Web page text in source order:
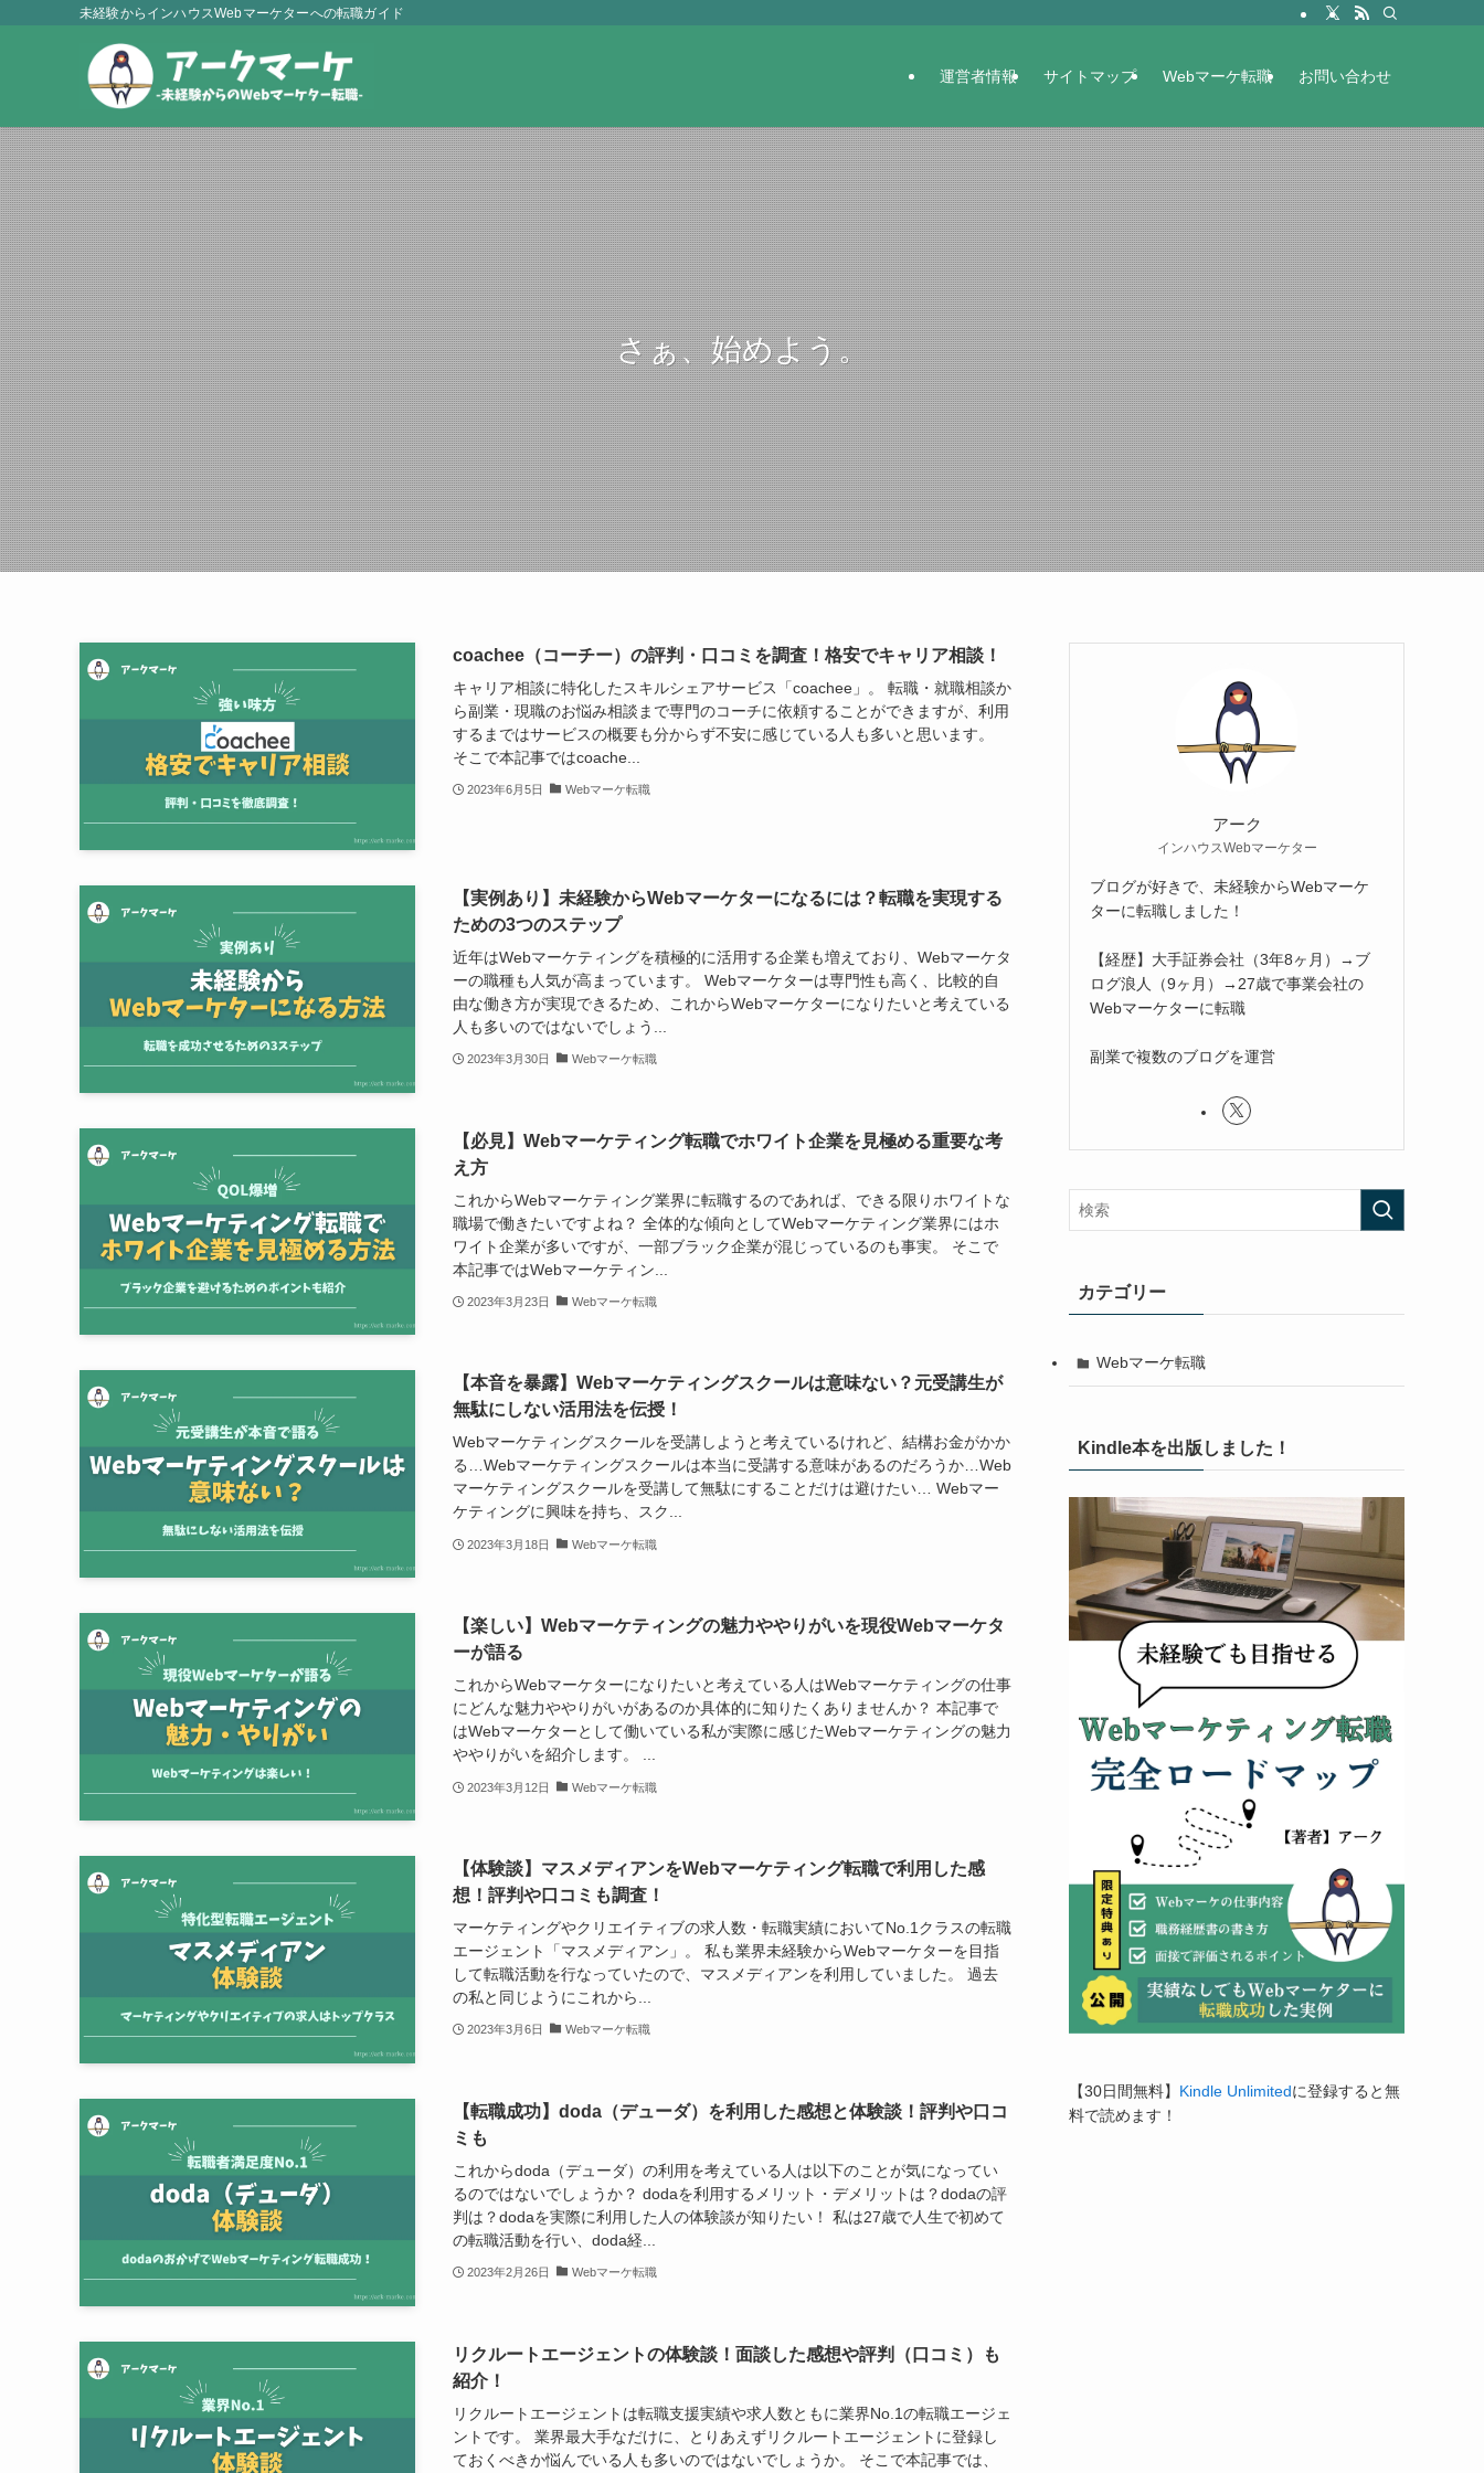
未経験からインハウスWebマーケターへの転職ガイド
運営者情報 サイトマップ Webマーケ転職 お問い合わせ
さぁ、始めよう。
coachee（コーチー）の評判・口コミを調査！格安でキャリア相談！
キャリア相談に特化したスキルシェアサービス「coachee」。 転職・就職相談か
ら副業・現職のお悩み相談まで専門のコーチに依頼することができますが、利用
するまではサービスの概要も分からず不安に感じている人も多いと思います。
そこで本記事ではcoache...
2023年6月5日 Webマーケ転職
【実例あり】未経験からWebマーケターになるには？転職を実現する
ための3つのステップ
近年はWebマーケティングを積極的に活用する企業も増えており、Webマーケタ
ーの職種も人気が高まっています。 Webマーケターは専門性も高く、比較的自
由な働き方が実現できるため、これからWebマーケターになりたいと考えている
人も多いのではないでしょう...
2023年3月30日 Webマーケ転職
【必見】Webマーケティング転職でホワイト企業を見極める重要な考
え方
これからWebマーケティング業界に転職するのであれば、できる限りホワイトな
職場で働きたいですよね？ 全体的な傾向としてWebマーケティング業界にはホ
ワイト企業が多いですが、一部ブラック企業が混じっているのも事実。 そこで
本記事ではWebマーケティン...
2023年3月23日 Webマーケ転職
【本音を暴露】Webマーケティングスクールは意味ない？元受講生が
無駄にしない活用法を伝授！
Webマーケティングスクールを受講しようと考えているけれど、結構お金がかか
る…Webマーケティングスクールは本当に受講する意味があるのだろうか…Web
マーケティングスクールを受講して無駄にすることだけは避けたい… Webマー
ケティングに興味を持ち、スク...
2023年3月18日 Webマーケ転職
【楽しい】Webマーケティングの魅力ややりがいを現役Webマーケタ
ーが語る
これからWebマーケターになりたいと考えている人はWebマーケティングの仕事
にどんな魅力ややりがいがあるのか具体的に知りたくありませんか？ 本記事で
はWebマーケターとして働いている私が実際に感じたWebマーケティングの魅力
ややりがいを紹介します。 ...
2023年3月12日 Webマーケ転職
【体験談】マスメディアンをWebマーケティング転職で利用した感
想！評判や口コミも調査！
マーケティングやクリエイティブの求人数・転職実績においてNo.1クラスの転職
エージェント「マスメディアン」。 私も業界未経験からWebマーケターを目指
して転職活動を行なっていたので、マスメディアンを利用していました。 過去
の私と同じようにこれから...
2023年3月6日 Webマーケ転職
【転職成功】doda（デューダ）を利用した感想と体験談！評判や口コ
ミも
これからdoda（デューダ）の利用を考えている人は以下のことが気になってい
るのではないでしょうか？ dodaを利用するメリット・デメリットは？dodaの評
判は？dodaを実際に利用した人の体験談が知りたい！ 私は27歳で人生で初めて
の転職活動を行い、doda経...
2023年2月26日 Webマーケ転職
リクルートエージェントの体験談！面談した感想や評判（口コミ）も
紹介！
リクルートエージェントは転職支援実績や求人数ともに業界No.1の転職エージェ
ントです。 業界最大手なだけに、とりあえずリクルートエージェントに登録し
ておくべきか悩んでいる人も多いのではないでしょうか。 そこで本記事では、
アーク
インハウスWebマーケター
ブログが好きで、未経験からWebマーケ
ターに転職しました！
【経歴】大手証券会社（3年8ヶ月）→ブ
ログ浪人（9ヶ月）→27歳で事業会社の
Webマーケターに転職
副業で複数のブログを運営
カテゴリー
Webマーケ転職
Kindle本を出版しました！
【30日間無料】 Kindle Unlimitedに登録すると無
料で読めます！